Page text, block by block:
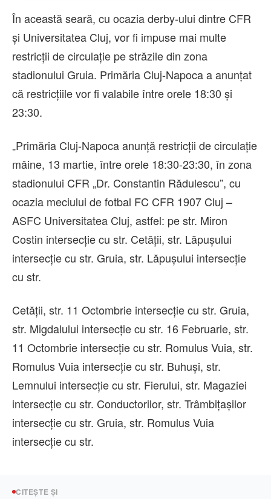
În această seară, cu ocazia derby-ului dintre CFR
și Universitatea Cluj, vor fi impuse mai multe
restricții de circulație pe străzile din zona
stadionului Gruia. Primăria Cluj-Napoca a anunțat
că restricțiile vor fi valabile între orele 18:30 și
23:30.
„Primăria Cluj-Napoca anunță restricții de circulație
mâine, 13 martie, între orele 18:30-23:30, în zona
stadionului CFR „Dr. Constantin Rădulescu”, cu
ocazia meciului de fotbal FC CFR 1907 Cluj –
ASFC Universitatea Cluj, astfel: pe str. Miron
Costin intersecţie cu str. Cetăţii, str. Lăpuşului
intersecţie cu str. Gruia, str. Lăpuşului intersecţie
cu str.
Cetăţii, str. 11 Octombrie intersecţie cu str. Gruia,
str. Migdalului intersecţie cu str. 16 Februarie, str.
11 Octombrie intersecţie cu str. Romulus Vuia, str.
Romulus Vuia intersecţie cu str. Buhuşi, str.
Lemnului intersecţie cu str. Fierului, str. Magaziei
intersecţie cu str. Conductorilor, str. Trâmbiţaşilor
intersecţie cu str. Gruia, str. Romulus Vuia
intersecţie cu str.
CITEȘTE ȘI